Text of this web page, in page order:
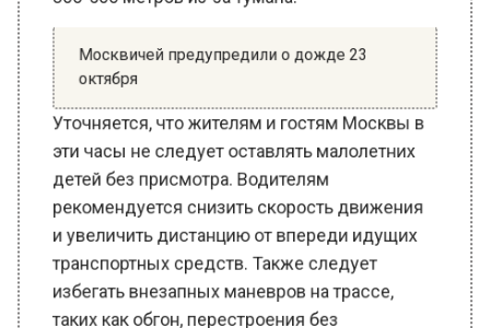
информирует пресс-служба ГУ МЧС России
Согласно сообщению, по прогнозам
синоптиков Росгидромета, в ближайшие
Москве ожидается ухудшение видимости до
300-500 метров из-за тумана.
Москвичей предупредили о дожде 23
Уточняется, что жителям и гостям Москвы в
эти часы не следует оставлять малолетних
рекомендуется снизить скорость движения
и увеличить дистанцию от впереди идущих
транспортных средств. Также следует
таких как обгон, перестроения без
необходимости и опережения.